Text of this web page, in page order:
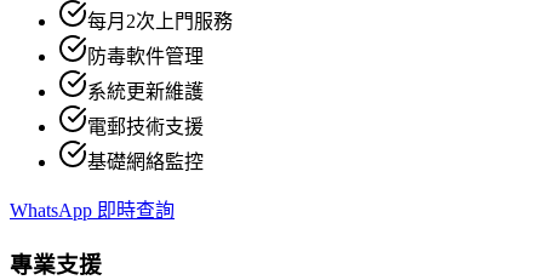
每月2次上門服務
防毒軟件管理
系統更新維護
電郵技術支援
基礎網絡監控
WhatsApp 即時查詢
專業支援